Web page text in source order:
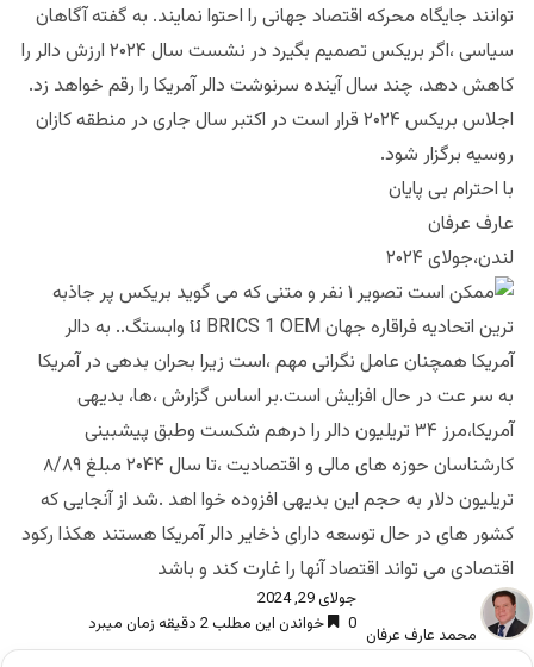
توانند جایگاه محرکه اقتصاد جهانی را احتوا نمایند. به گفته آگاهان
سیاسی ،اگر بریکس تصمیم بگیرد در نشست سال ۲۰۲۴ ارزش دالر را
کاهش دهد، چند سال آینده سرنوشت دالر آمریکا را رقم خواهد زد.
اجلاس بریکس ۲۰۲۴ قرار است در اکتبر سال جاری در منطقه کازان
روسیه برگزار شود.
با احترام بی پایان
عارف عرفان
لندن،جولای ۲۰۲۴
محمد عارف عرفان
جولای 29, 2024
0
خواندن این مطلب 2 دقیقه زمان میبرد